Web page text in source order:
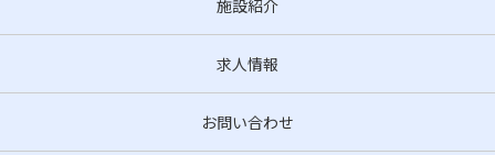
施設紹介
求人情報
お問い合わせ